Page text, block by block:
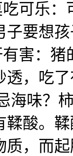
可乐
子要想
害：
透，吃
海味？
鞣酸。
质，而